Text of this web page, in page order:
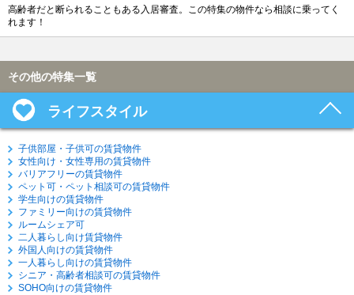
高齢者だと断られることもある入居審査。この特集の物件なら相談に乗ってく
れます！
その他の特集一覧
ライフスタイル
子供部屋・子供可の賃貸物件
女性向け・女性専用の賃貸物件
バリアフリーの賃貸物件
ペット可・ペット相談可の賃貸物件
学生向けの賃貸物件
ファミリー向けの賃貸物件
ルームシェア可
二人暮らし向け賃貸物件
外国人向けの賃貸物件
一人暮らし向けの賃貸物件
シニア・高齢者相談可の賃貸物件
SOHO向けの賃貸物件